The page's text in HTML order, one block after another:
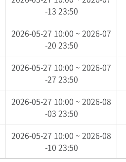
-13 23:50
2026-05-27 10:00 ~ 2026-07
-20 23:50
2026-05-27 10:00 ~ 2026-07
-27 23:50
2026-05-27 10:00 ~ 2026-08
-03 23:50
2026-05-27 10:00 ~ 2026-08
-10 23:50